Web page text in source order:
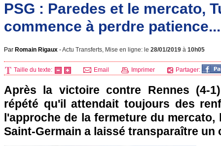
PSG : Paredes et le mercato,
commence à perdre patience...
Par Romain Rigaux -Actu Transferts, Mise en ligne: le 28/01/2019 à 10h05
Taille du texte: Email Imprimer Partager:
Après la victoire contre Rennes (4-
répété qu'il attendait toujours des
l'approche de la fermeture du mercato,
Saint-Germain a laissé transparaître un